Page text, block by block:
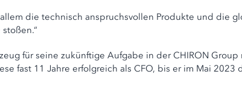
die technisch anspruchsvollen Produkte und die
für seine zukünftige Aufgabe in der CHIRON
fast 11 Jahre erfolgreich als CFO, bis er im Mai 2023